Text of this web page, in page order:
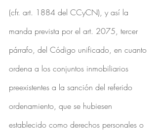
(cfr. art. 1884 del CCyCN), y así la
manda prevista por el art. 2075, tercer
párrafo, del Código unificado, en cuanto
ordena a los conjuntos inmobiliarios
preexistentes a la sanción del referido
ordenamiento, que se hubiesen
establecido como derechos personales o